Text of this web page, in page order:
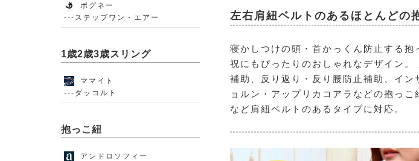
左右肩紐ベルトのあるほとんどの
寝かしつけの頭・首かっくん防止する
祝にもぴったりのおしゃれなデザイン
補助、反り返り・反り腰防止補助、イ
ョルン・アップリカコアラなどの抱っ
など肩紐ベルトのあるタイプに対応。
ポグネー
---ステップワン・エアー
1歳2歳3歳スリング
ママイト
---ダッコルト
抱っこ紐
アンドロソフィー